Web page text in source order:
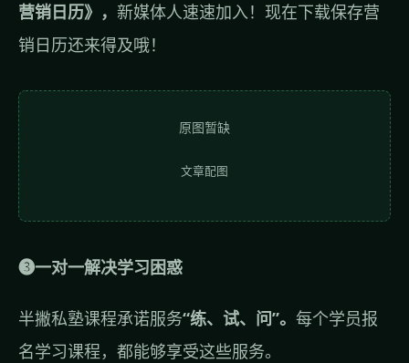
营销日历》， 新媒体人速速加入！现在下载保存营
销日历还来得及哦！
原图暂缺
文章配图
❸一对一解决学习困惑
半撇私塾课程承诺服务“练、试、问”。 每个学员报
名学习课程，都能够享受这些服务。